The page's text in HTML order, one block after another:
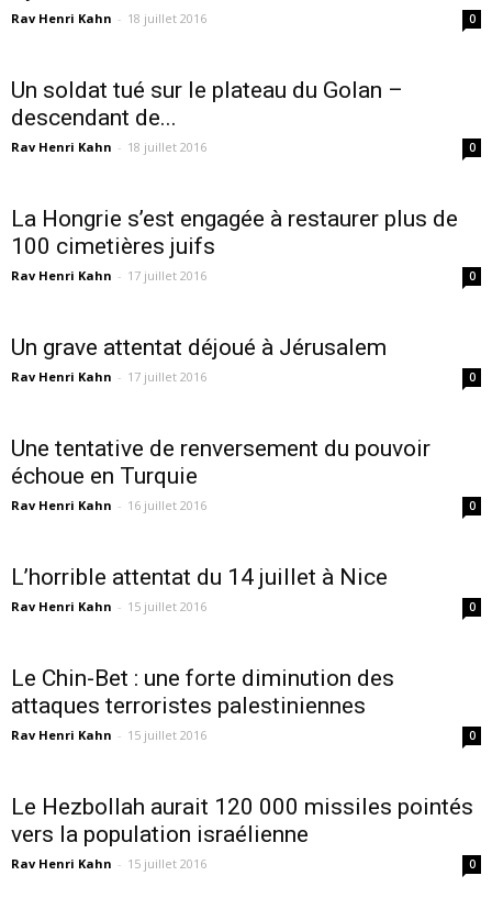
Rav Henri Kahn - 18 juillet 2016 0
Un soldat tué sur le plateau du Golan –
descendant de...
Rav Henri Kahn - 18 juillet 2016 0
La Hongrie s’est engagée à restaurer plus de
100 cimetières juifs
Rav Henri Kahn - 17 juillet 2016 0
Un grave attentat déjoué à Jérusalem
Rav Henri Kahn - 17 juillet 2016 0
Une tentative de renversement du pouvoir
échoue en Turquie
Rav Henri Kahn - 16 juillet 2016 0
L’horrible attentat du 14 juillet à Nice
Rav Henri Kahn - 15 juillet 2016 0
Le Chin-Bet : une forte diminution des
attaques terroristes palestiniennes
Rav Henri Kahn - 15 juillet 2016 0
Le Hezbollah aurait 120 000 missiles pointés
vers la population israélienne
Rav Henri Kahn - 15 juillet 2016 0